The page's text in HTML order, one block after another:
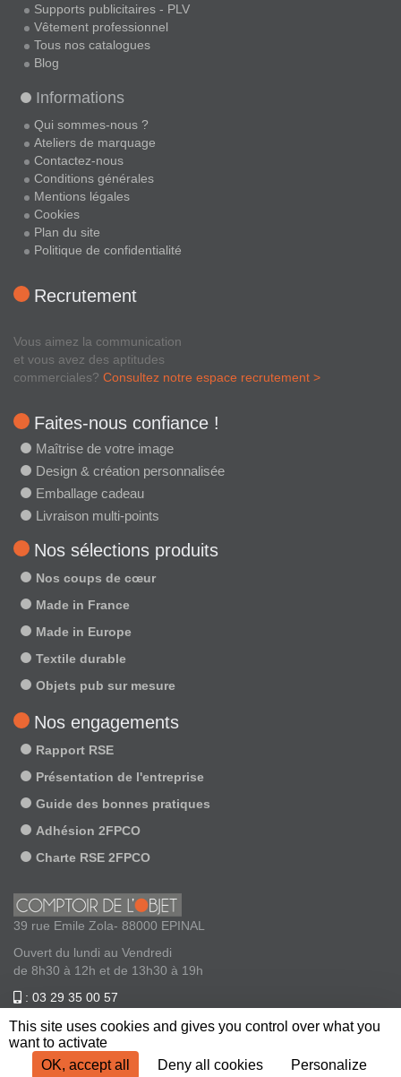
Supports publicitaires - PLV
Vêtement professionnel
Tous nos catalogues
Blog
Informations
Qui sommes-nous ?
Ateliers de marquage
Contactez-nous
Conditions générales
Mentions légales
Cookies
Plan du site
Politique de confidentialité
Recrutement
Vous aimez la communication
et vous avez des aptitudes
commerciales? Consultez notre espace recrutement >
Faites-nous confiance !
Maîtrise de votre image
Design & création personnalisée
Emballage cadeau
Livraison multi-points
Nos sélections produits
Nos coups de cœur
Made in France
Made in Europe
Textile durable
Objets pub sur mesure
Nos engagements
Rapport RSE
Présentation de l'entreprise
Guide des bonnes pratiques
Adhésion 2FPCO
Charte RSE 2FPCO
39 rue Emile Zola- 88000 EPINAL
Ouvert du lundi au Vendredi
de 8h30 à 12h et de 13h30 à 19h
: 03 29 35 00 57
This site uses cookies and gives you control over what you
want to activate
OK, accept all
Deny all cookies Personalize